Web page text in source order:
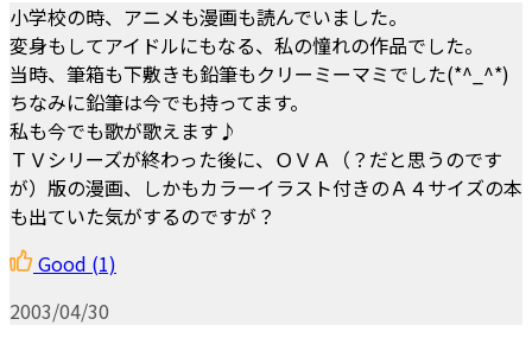
小学校の時、アニメも漫画も読んでいました。
変身もしてアイドルにもなる、私の憧れの作品でした。
当時、筆箱も下敷きも鉛筆もクリーミーマミでした(*^_^*)
ちなみに鉛筆は今でも持ってます。
私も今でも歌が歌えます♪
ＴＶシリーズが終わった後に、ＯＶＡ（？だと思うのです
が）版の漫画、しかもカラーイラスト付きのＡ４サイズの本
も出ていた気がするのですが？
Good (1)
2003/04/30